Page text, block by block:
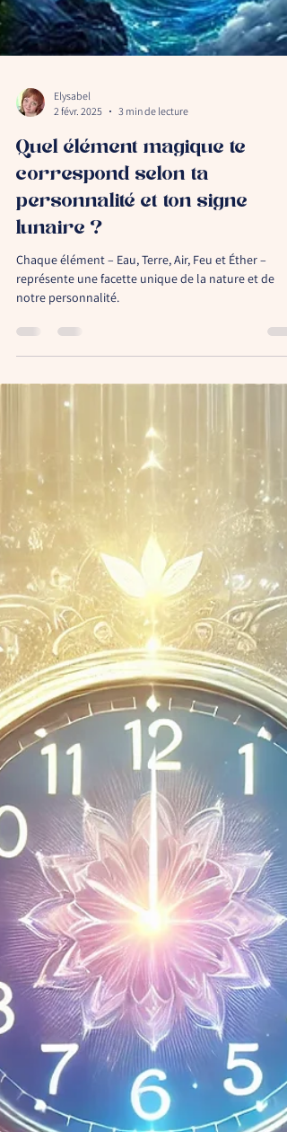
Elysabel
2 févr. 2025
3 min de lecture
Quel élément magique te
correspond selon ta
personnalité et ton signe
lunaire ?
Chaque élément – Eau, Terre, Air, Feu et Éther –
représente une facette unique de la nature et de
notre personnalité.